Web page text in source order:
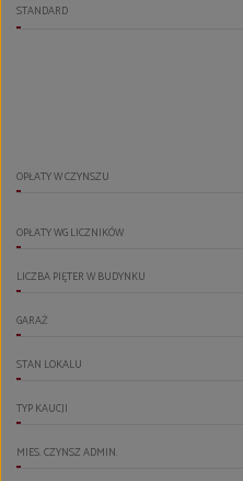
STANDARD
OPŁATY W CZYNSZU
OPŁATY WG LICZNIKÓW
LICZBA PIĘTER W BUDYNKU
GARAŻ
STAN LOKALU
TYP KAUCJI
MIES. CZYNSZ ADMIN.